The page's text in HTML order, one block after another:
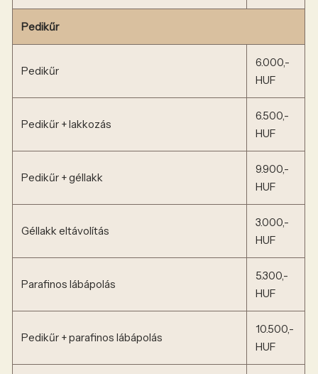
Pedikűr
Pedikűr
6.000,-
HUF
Pedikűr + lakkozás
6.500,-
HUF
Pedikűr + géllakk
9.900,-
HUF
Géllakk eltávolítás
3.000,-
HUF
Parafinos lábápolás
5.300,-
HUF
Pedikűr + parafinos lábápolás
10.500,-
HUF